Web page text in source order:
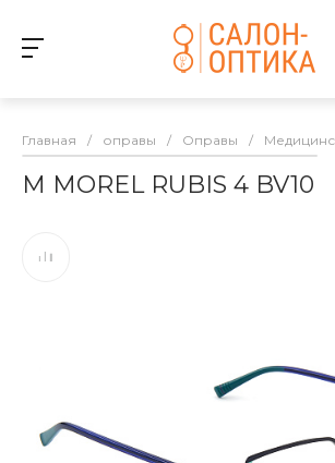
Главная / оправы / Оправы /
M MOREL RUBIS 4 BV10